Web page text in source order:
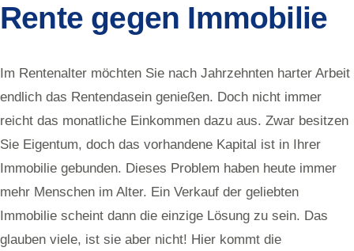
Rente gegen Immobilie
Im Rentenalter möchten Sie nach Jahrzehnten harter Arbeit
endlich das Rentendasein genießen. Doch nicht immer
reicht das monatliche Einkommen dazu aus. Zwar besitzen
Sie Eigentum, doch das vorhandene Kapital ist in Ihrer
Immobilie gebunden. Dieses Problem haben heute immer
mehr Menschen im Alter. Ein Verkauf der geliebten
Immobilie scheint dann die einzige Lösung zu sein. Das
glauben viele, ist sie aber nicht! Hier kommt die